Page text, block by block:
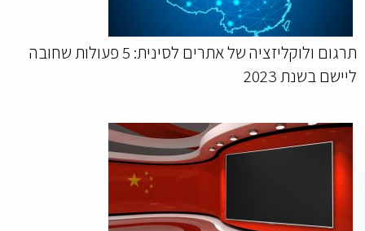
תרגום ולוקליזציה של אתרים לסינית: 5 פעולות שחובה
ליישם בשנת 2023